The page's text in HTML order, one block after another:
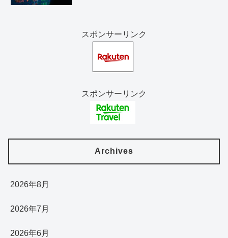
スポンサーリンク
スポンサーリンク
Archives
2026年8月
2026年7月
2026年6月